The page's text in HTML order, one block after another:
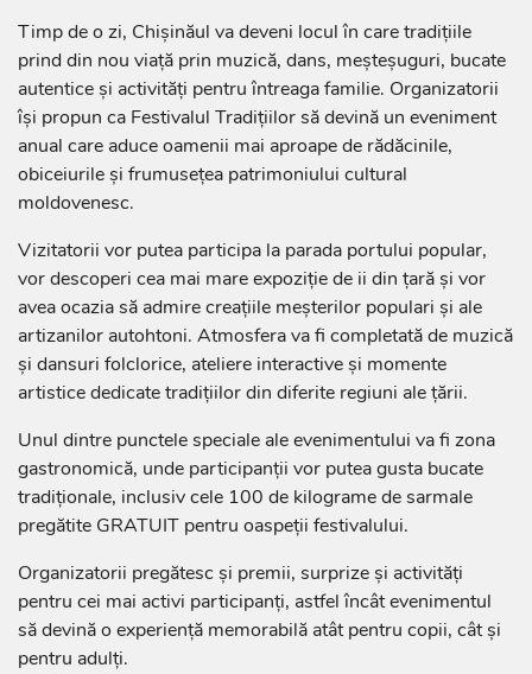
Timp de o zi, Chișinăul va deveni locul în care tradițiile
prind din nou viață prin muzică, dans, meșteșuguri, bucate
autentice și activități pentru întreaga familie. Organizatorii
își propun ca Festivalul Tradițiilor să devină un eveniment
anual care aduce oamenii mai aproape de rădăcinile,
obiceiurile și frumusețea patrimoniului cultural
moldovenesc.
Vizitatorii vor putea participa la parada portului popular,
vor descoperi cea mai mare expoziție de ii din țară și vor
avea ocazia să admire creațiile meșterilor populari și ale
artizanilor autohtoni. Atmosfera va fi completată de muzică
și dansuri folclorice, ateliere interactive și momente
artistice dedicate tradițiilor din diferite regiuni ale țării.
Unul dintre punctele speciale ale evenimentului va fi zona
gastronomică, unde participanții vor putea gusta bucate
tradiționale, inclusiv cele 100 de kilograme de sarmale
pregătite GRATUIT pentru oaspeții festivalului.
Organizatorii pregătesc și premii, surprize și activități
pentru cei mai activi participanți, astfel încât evenimentul
să devină o experiență memorabilă atât pentru copii, cât și
pentru adulți.